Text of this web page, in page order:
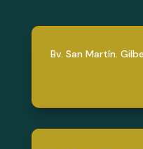
Bv. San Martín.